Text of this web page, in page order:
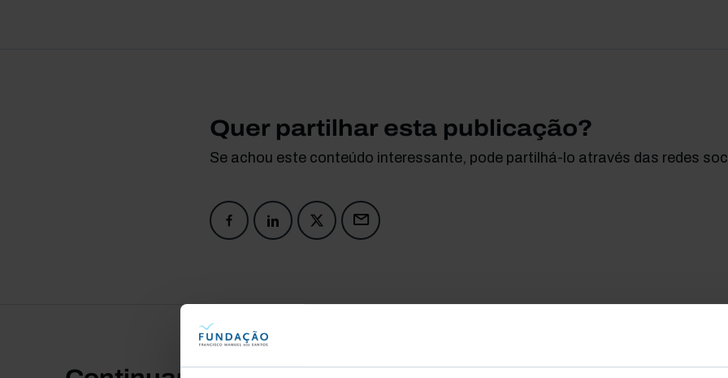
Quer partilhar esta publicação?
Se achou este conteúdo interessante, pode partilhá-lo através das redes